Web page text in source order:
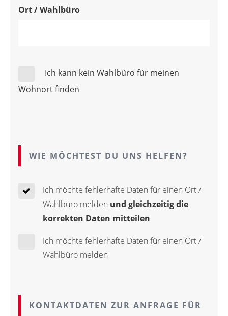
Ort / Wahlbüro
Ich kann kein Wahlbüro für meinen
Wohnort finden
WIE MÖCHTEST DU UNS HELFEN?
Ich möchte fehlerhafte Daten für einen Ort /
Wahlbüro melden und gleichzeitig die
korrekten Daten mitteilen
Ich möchte fehlerhafte Daten für einen Ort /
Wahlbüro melden
KONTAKTDATEN ZUR ANFRAGE FÜR